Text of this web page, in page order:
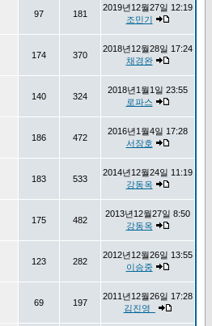
97 181
2019년12월27일 12:19
조민기
174 370
2018년12월28일 17:24
채경완
140 324
2018년1월1일 23:55
로파스
186 472
2016년1월4일 17:28
서장호
183 533
2014년12월24일 11:19
강동옥
175 482
2013년12월27일 8:50
강동옥
123 282
2012년12월26일 13:55
이승중
69 197
2011년12월26일 17:28
김진영_